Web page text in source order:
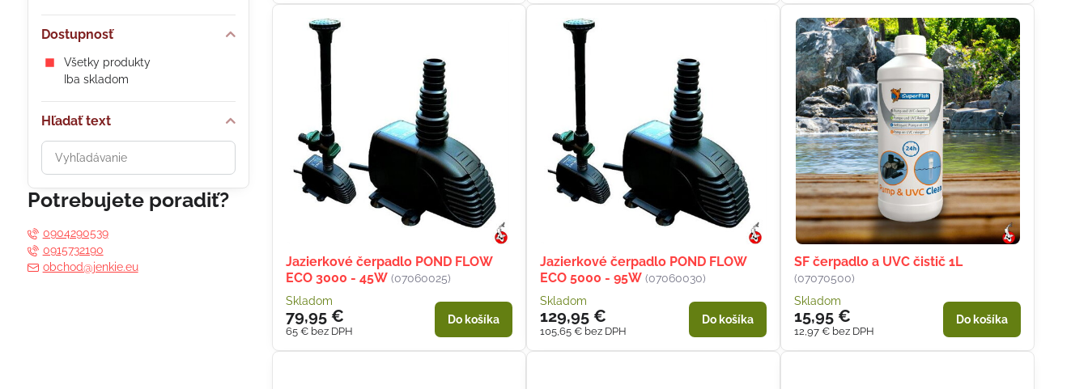
Jazierkové čerpadlo POND FLOW
ECO 3000 - 45W (07060025)
Skladom
79,95 €
65 € bez DPH
Do košíka
Jazierkové čerpadlo POND FLOW
ECO 5000 - 95W (07060030)
Skladom
129,95 €
105,65 € bez DPH
Do košíka
SF čerpadlo a UVC čistič 1L
(07070500)
Skladom
15,95 €
12,97 € bez DPH
Do košíka
Dostupnosť
Všetky produkty
Iba skladom
Hľadať text
Prehľadať
výsledky
filtra
fulltextom
Potrebujete poradiť?
0904290539
0915732190
obchod@jenkie.eu